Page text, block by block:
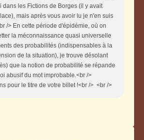
dans les Fictions de Borges (il y avait
mais après vous avoir lu je n'en suis
/> En cette période d'épidémie, où on
la méconnaissance quasi universelle
des probabilités (indispensables à la
de la situation), je trouve désolant
que la notion de probabilité se répande
abusif du mot improbable.<br />
pour le titre de votre billet !<br /> <br />